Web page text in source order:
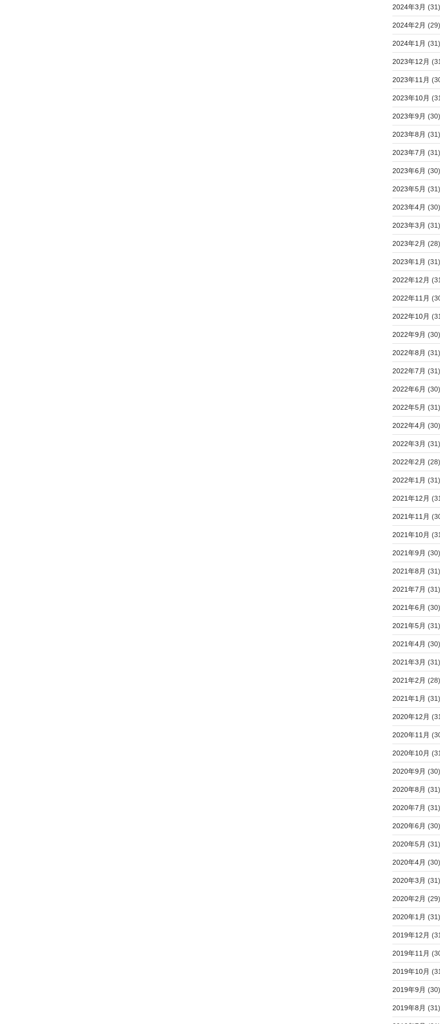
2024年3月 (31)
2024年2月 (29)
2024年1月 (31)
2023年12月
2023年11月
2023年10月
2023年9月 (30)
2023年8月 (31)
2023年7月 (31)
2023年6月 (30)
2023年5月 (31)
2023年4月 (30)
2023年3月 (31)
2023年2月 (28)
2023年1月 (31)
2022年12月
2022年11月
2022年10月
2022年9月 (30)
2022年8月 (31)
2022年7月 (31)
2022年6月 (30)
2022年5月 (31)
2022年4月 (30)
2022年3月 (31)
2022年2月 (28)
2022年1月 (31)
2021年12月
2021年11月
2021年10月
2021年9月 (30)
2021年8月 (31)
2021年7月 (31)
2021年6月 (30)
2021年5月 (31)
2021年4月 (30)
2021年3月 (31)
2021年2月 (28)
2021年1月 (31)
2020年12月
2020年11月
2020年10月
2020年9月 (30)
2020年8月 (31)
2020年7月 (31)
2020年6月 (30)
2020年5月 (31)
2020年4月 (30)
2020年3月 (31)
2020年2月 (29)
2020年1月 (31)
2019年12月
2019年11月
2019年10月
2019年9月 (30)
2019年8月 (31)